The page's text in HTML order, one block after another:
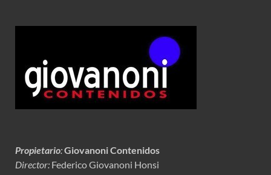
Propietario:Giovanoni Contenidos
Director: Federico Giovanoni Honsi